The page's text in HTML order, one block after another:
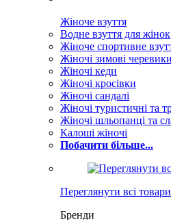
Жіноче взуття
Водне взуття для жінок
Жіноче спортивне
Жіночі зимові
Жіночі кеди
Жіночі кросівки
Жіночі сандалі
Жіночі туристичні та
Жіночі шльопанці та
Калоші жіночі
Побачити більше...
Переглянути всі товари
Бренди